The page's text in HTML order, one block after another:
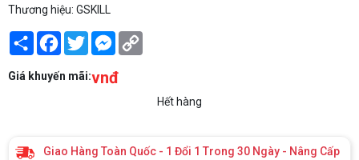
Thương hiệu: GSKILL
Share Facebook
TwitterMessenger
Giá khuyến mãi:vnđ
Hết hàng
Giao Hàng Toàn Quốc - 1 Đổi 1 Trong 30 Ngày - Nâng Cấp